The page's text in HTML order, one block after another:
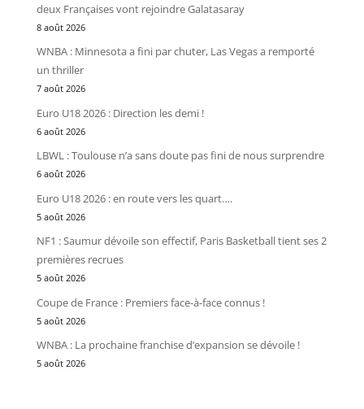
deux Françaises vont rejoindre Galatasaray
8 août 2026
WNBA : Minnesota a fini par chuter, Las Vegas a remporté
un thriller
7 août 2026
Euro U18 2026 : Direction les demi !
6 août 2026
LBWL : Toulouse n’a sans doute pas fini de nous surprendre
6 août 2026
Euro U18 2026 : en route vers les quart….
5 août 2026
NF1 : Saumur dévoile son effectif, Paris Basketball tient ses 2
premières recrues
5 août 2026
Coupe de France : Premiers face-à-face connus !
5 août 2026
WNBA : La prochaine franchise d’expansion se dévoile !
5 août 2026